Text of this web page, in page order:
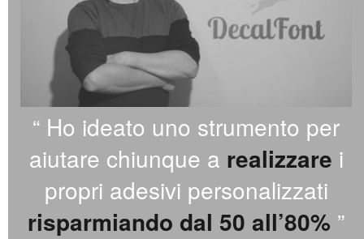
“ Ho ideato uno strumento per
aiutare chiunque a realizzare i
propri adesivi personalizzati
risparmiando dal 50 all’80% ”